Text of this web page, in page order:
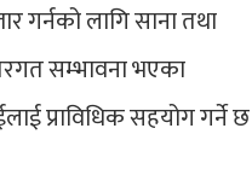
गर्नको लागि साना तथा
सम्भावना भएका
प्राविधिक सहयोग गर्ने छ